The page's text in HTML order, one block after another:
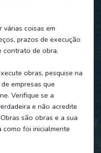
coisas em
prazos de execução
contrato de obra.
obras, pesquise na
empresas que
Verifique se a
e não acredite
são obras e a sua
como foi inicialmente